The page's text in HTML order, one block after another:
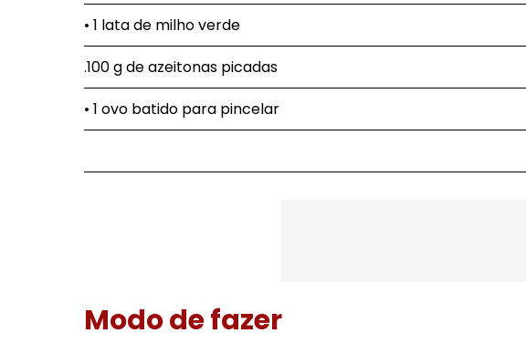
• 1 lata de milho verde
.100 g de azeitonas picadas
• 1 ovo batido para pincelar
Modo de fazer